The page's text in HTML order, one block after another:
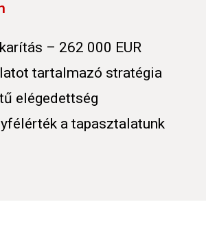
– 262 000 EUR
tartalmazó stratégia
elégedettség
a tapasztalatunk